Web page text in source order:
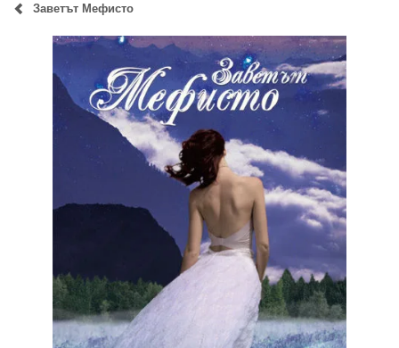
Заветът Мефисто